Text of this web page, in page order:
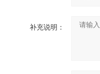
补充说明：